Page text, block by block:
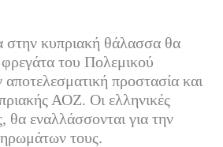
στην κυπριακή θάλασσα θα
φρεγάτα του Πολεμικού
αποτελεσματική προστασία και
ΑΟΖ. Οι ελληνικές
θα εναλλάσσονται για την
τους.